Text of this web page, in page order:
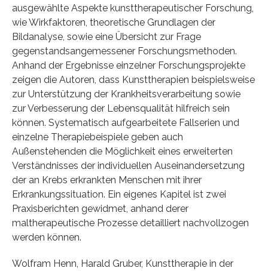
ausgewählte Aspekte kunsttherapeutischer Forschung,
wie Wirkfaktoren, theoretische Grundlagen der
Bildanalyse, sowie eine Übersicht zur Frage
gegenstandsangemessener Forschungsmethoden.
Anhand der Ergebnisse einzelner Forschungsprojekte
zeigen die Autoren, dass Kunsttherapien beispielsweise
zur Unterstützung der Krankheitsverarbeitung sowie
zur Verbesserung der Lebensqualität hilfreich sein
können. Systematisch aufgearbeitete Fallserien und
einzelne Therapiebeispiele geben auch
Außenstehenden die Möglichkeit eines erweiterten
Verständnisses der individuellen Auseinandersetzung
der an Krebs erkrankten Menschen mit ihrer
Erkrankungssituation. Ein eigenes Kapitel ist zwei
Praxisberichten gewidmet, anhand derer
maltherapeutische Prozesse detailliert nachvollzogen
werden können.
Wolfram Henn, Harald Gruber, Kunsttherapie in der